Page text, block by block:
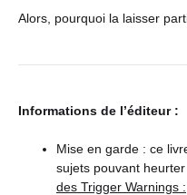
Alors, pourquoi la laisser
Informations de l’éditeur :
Mise en garde : ce
sujets pouvant
des Trigger Warnings :